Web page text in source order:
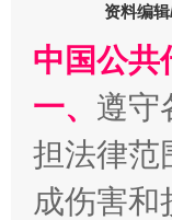
资料编
中国公共
一、 遵守
担法律范
成伤害和